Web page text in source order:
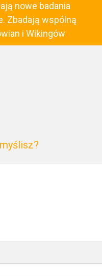
nowe badania
Zbadają wspólną
i Wikingów